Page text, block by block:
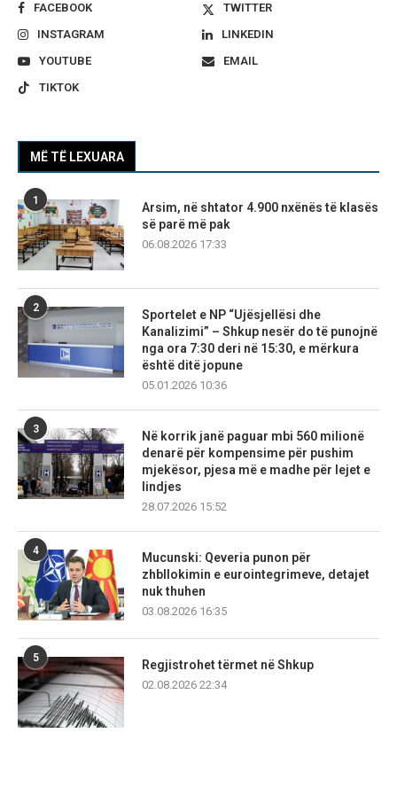
FACEBOOK
TWITTER
INSTAGRAM
LINKEDIN
YOUTUBE
EMAIL
TIKTOK
MË TË LEXUARA
1
Arsim, në shtator 4.900 nxënës të klasës
së parë më pak
06.08.2026 17:33
2
Sportelet e NP “Ujësjellësi dhe
Kanalizimi” – Shkup nesër do të punojnë
nga ora 7:30 deri në 15:30, e mërkura
është ditë jopune
05.01.2026 10:36
3
Në korrik janë paguar mbi 560 milionë
denarë për kompensime për pushim
mjekësor, pjesa më e madhe për lejet e
lindjes
28.07.2026 15:52
4
Mucunski: Qeveria punon për
zhbllokimin e eurointegrimeve, detajet
nuk thuhen
03.08.2026 16:35
5
Regjistrohet tërmet në Shkup
02.08.2026 22:34